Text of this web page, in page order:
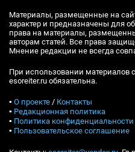
Материалы, размещенные на
характер и предназначены для
права на материалы,
авторам статей. Все права
Мнение редакции не всегда
При использовании материалов
esoreiter.ru обязательна.
▪ О проекте / Контакты
▪ Редакционная политика
▪ Политика конфиденциальности
▪ Пользовательское соглашение